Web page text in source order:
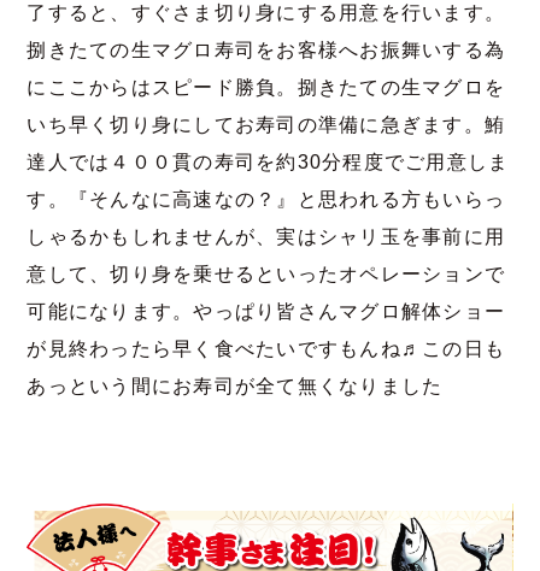
了すると、すぐさま切り身にする用意を行います。
捌きたての生マグロ寿司をお客様へお振舞いする為
にここからはスピード勝負。捌きたての生マグロを
いち早く切り身にしてお寿司の準備に急ぎます。鮪
達人では４００貫の寿司を約30分程度でご用意しま
す。『そんなに高速なの？』と思われる方もいらっ
しゃるかもしれませんが、実はシャリ玉を事前に用
意して、切り身を乗せるといったオペレーションで
可能になります。やっぱり皆さんマグロ解体ショー
が見終わったら早く食べたいですもんね♬この日も
あっという間にお寿司が全て無くなりました